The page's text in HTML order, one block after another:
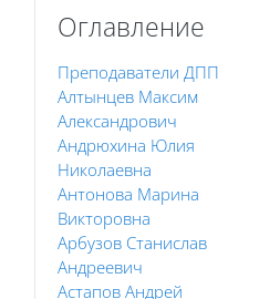
Оглавление
Преподаватели ДПП
Алтынцев Максим
Александрович
Андрюхина Юлия
Николаевна
Антонова Марина
Викторовна
Арбузов Станислав
Андреевич
Астапов Андрей